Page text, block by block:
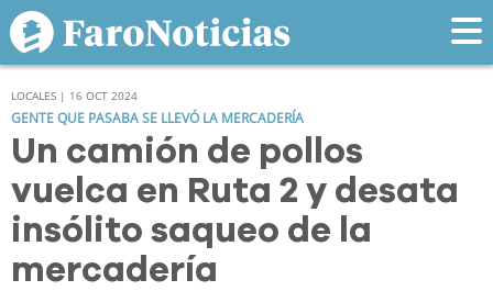
LOCALES | 16 OCT 2024
GENTE QUE PASABA SE LLEVÓ LA MERCADERÍA
Un camión de pollos
vuelca en Ruta 2 y desata
insólito saqueo de la
mercadería